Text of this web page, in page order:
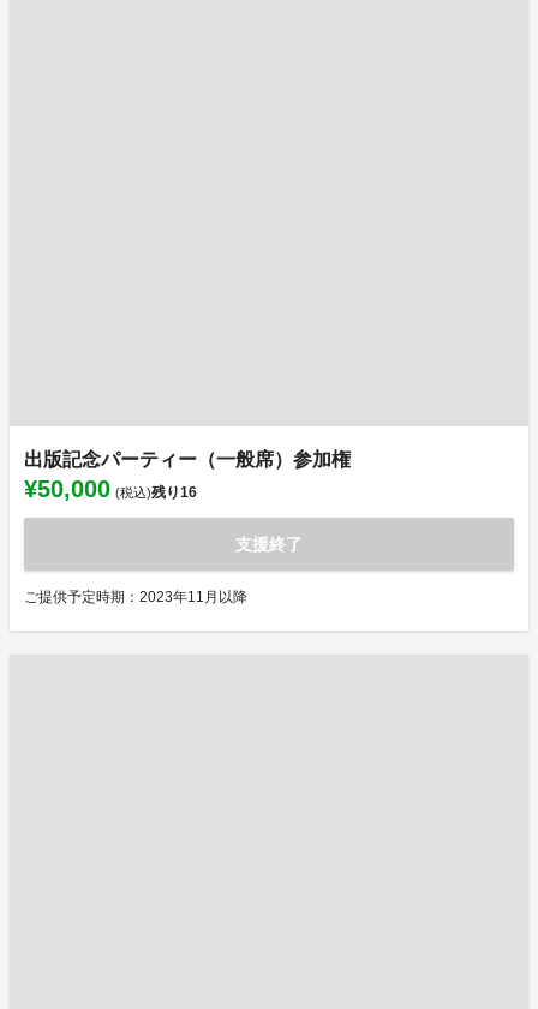
出版記念パーティー（一般席）参加権
¥50,000 (税込)残り16
支援終了
ご提供予定時期：2023年11月以降